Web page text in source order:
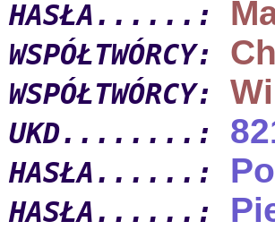
HASŁA......:
WSPÓŁTWÓRCY:
WSPÓŁTWÓRCY:
UKD........:
HASŁA......:
HASŁA......: